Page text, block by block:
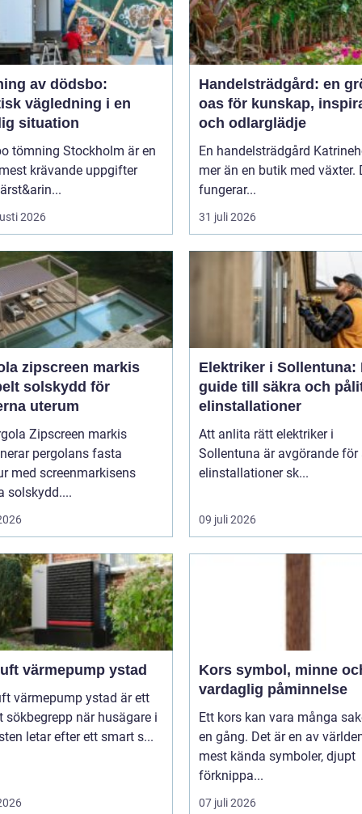
av dödsbo:
vägledning i en
situation
tömning Stockholm är en
krävande uppgifter
2026
Handelsträdgård: en
oas för kunskap,
och odlarglädje
En handelsträdgård
mer än en butik med växter.
fungerar...
31 juli 2026
zipscreen markis
solskydd för
uterum
Zipscreen markis
pergolans fasta
med screenmarkisens
solskydd....
Elektriker i Sollentuna:
guide till säkra och
elinstallationer
Att anlita rätt elektriker i
Sollentuna är avgörande för
elinstallationer sk...
09 juli 2026
värmepump ystad
värmepump ystad är ett
sökbegrepp när husägare i
letar efter ett smart s...
Kors symbol, minne och
vardaglig påminnelse
Ett kors kan vara många
en gång. Det är en av
mest kända symboler, djupt
förknippa...
07 juli 2026